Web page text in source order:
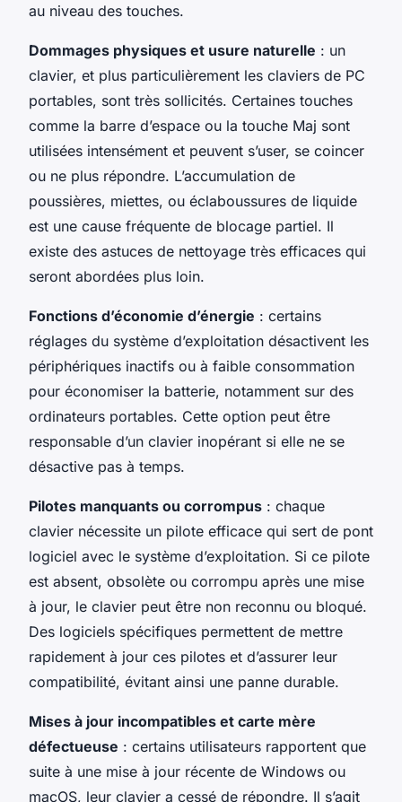
au niveau des touches.
Dommages physiques et usure naturelle : un
clavier, et plus particulièrement les claviers de PC
portables, sont très sollicités. Certaines touches
comme la barre d’espace ou la touche Maj sont
utilisées intensément et peuvent s’user, se coincer
ou ne plus répondre. L’accumulation de
poussières, miettes, ou éclaboussures de liquide
est une cause fréquente de blocage partiel. Il
existe des astuces de nettoyage très efficaces qui
seront abordées plus loin.
Fonctions d’économie d’énergie : certains
réglages du système d’exploitation désactivent les
périphériques inactifs ou à faible consommation
pour économiser la batterie, notamment sur des
ordinateurs portables. Cette option peut être
responsable d’un clavier inopérant si elle ne se
désactive pas à temps.
Pilotes manquants ou corrompus : chaque
clavier nécessite un pilote efficace qui sert de pont
logiciel avec le système d’exploitation. Si ce pilote
est absent, obsolète ou corrompu après une mise
à jour, le clavier peut être non reconnu ou bloqué.
Des logiciels spécifiques permettent de mettre
rapidement à jour ces pilotes et d’assurer leur
compatibilité, évitant ainsi une panne durable.
Mises à jour incompatibles et carte mère
défectueuse : certains utilisateurs rapportent que
suite à une mise à jour récente de Windows ou
macOS, leur clavier a cessé de répondre. Il s’agit